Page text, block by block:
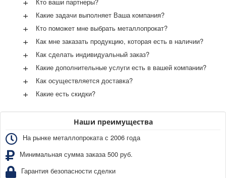
+ Какие задачи выполняет Ваша компания?
+ Кто поможет мне выбрать металлопрокат?
+ Как мне заказать продукцию, которая есть в наличии?
+ Как сделать индивидуальный заказ?
+ Какие дополнительные услуги есть в вашей компании?
+ Как осуществляется доставка?
+ Какие есть скидки?
Наши преимущества
На рынке металлопроката с 2006 года
Минимальная сумма заказа 500 руб.
Гарантия безопасности сделки